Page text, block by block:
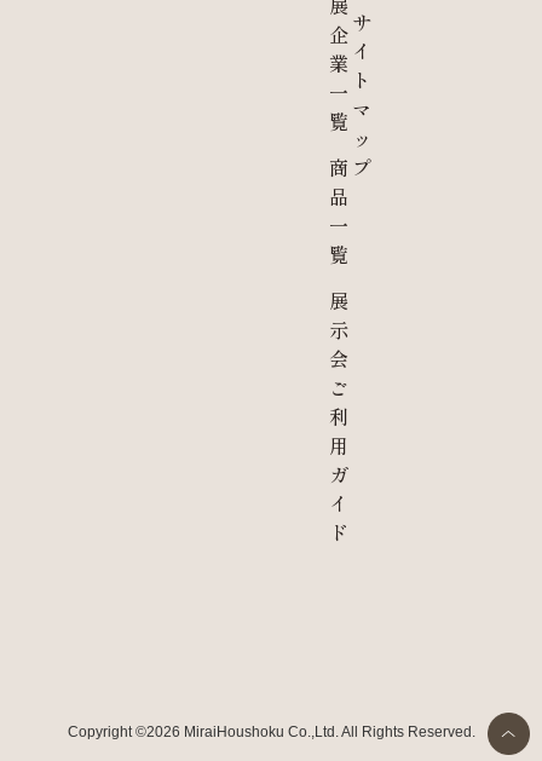
企
業
一
覧
商
品
一
覧
展
示
会
ご
利
用
ガ
イ
ド
サ
イ
ト
マ
ッ
プ
Copyright ©2026 MiraiHoushoku Co.,Ltd. All Rights Reserved.